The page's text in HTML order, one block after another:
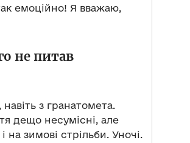
емоційно! Я вважаю,
не питав
з гранатомета.
дещо несумісні, але
на зимові стрільби. Уночі.